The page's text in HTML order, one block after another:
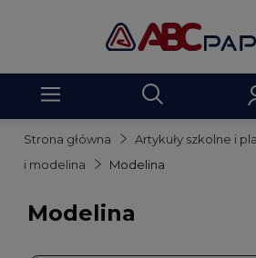
Strona główna Artykuły szkolne i
i modelina
Modelina
Modelina